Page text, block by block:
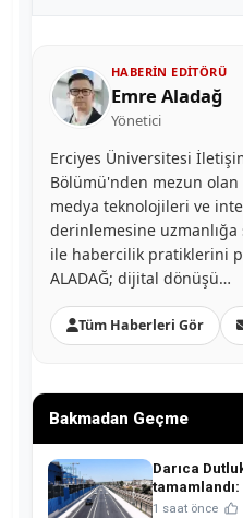
HABERIN EDITÖRÜ
Emre Aladağ
Yönetici
Erciyes Üniversitesi
Bölümü'nden mezun olan
medya teknolojileri ve
derinlemesine
ile habercilik pratiklerini
ALADAĞ; dijital dönüşü…
Tüm Haberleri Gör
Bakmadan Geçme
Darıca
tamamlandı:
1 saat önce